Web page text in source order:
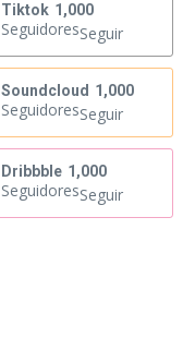
Tiktok 1,000
SeguidoresSeguir
Soundcloud 1,000
SeguidoresSeguir
Dribbble 1,000
SeguidoresSeguir